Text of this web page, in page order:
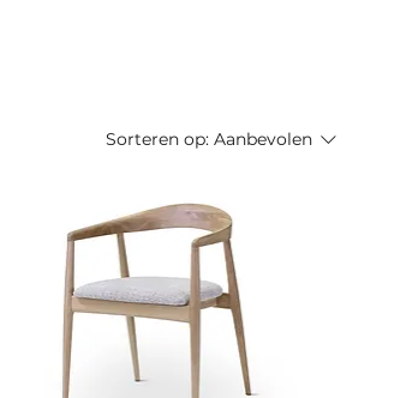
Sorteren op: Aanbevolen